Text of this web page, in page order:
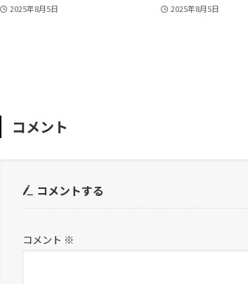
2025年8月5日 2025年8月5日
コメント
コメントする
コメント ※